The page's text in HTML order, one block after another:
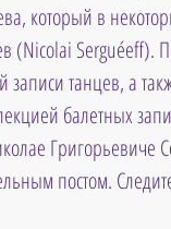
который в
(Nicolai Serguéeff).
записи танцев, а
балетных
Григорьевиче
постом.